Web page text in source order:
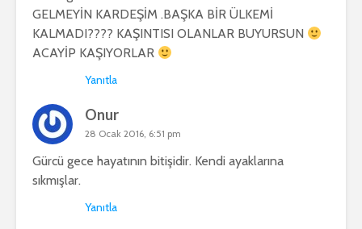
GELMEYİN KARDEŞİM .BAŞKA BİR ÜLKEMİ
KALMADI???? KAŞINTISI OLANLAR BUYURSUN
ACAYİP KAŞIYORLAR
Yanıtla
Onur
28 Ocak 2016, 6:51 pm
Gürcü gece hayatının bitişidir. Kendi ayaklarına
sıkmışlar.
Yanıtla